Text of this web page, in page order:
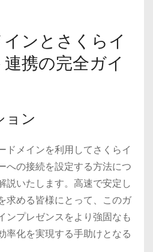
ンとさくらイ
携の完全ガイ
ョン
ドメインを利用してさくらイ
への接続を設定する方法につ
説いたします。高速で安定し
求める皆様にとって、このガ
ンプレゼンスをより強固なも
率化を実現する手助けとなる